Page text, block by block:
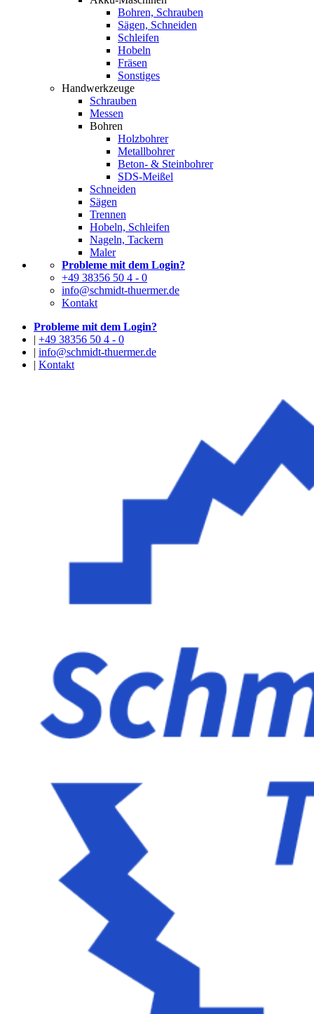
Bohren, Schrauben
Sägen, Schneiden
Schleifen
Hobeln
Fräsen
Sonstiges
Handwerkzeuge
Schrauben
Messen
Bohren
Holzbohrer
Metallbohrer
Beton- & Steinbohrer
SDS-Meißel
Schneiden
Sägen
Trennen
Hobeln, Schleifen
Nageln, Tackern
Maler
Probleme mit dem Login?
+49 38356 50 4 - 0
info@schmidt-thuermer.de
Kontakt
Probleme mit dem Login?
| +49 38356 50 4 - 0
| info@schmidt-thuermer.de
| Kontakt